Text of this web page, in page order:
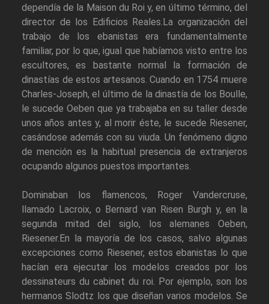
dependía de la Maison du Roi y, en último término, del
director de los Edificios Reales.La organización del
trabajo de los ebanistas era fundamentalmente
familiar, por lo que, igual que habíamos visto entre los
escultores, es bastante normal la formación de
dinastías de estos artesanos. Cuando en 1754 muere
Charles-Joseph, el último de la dinastía de los Boulle,
le sucede Oeben que ya trabajaba en su taller desde
unos años antes y, al morir éste, le sucede Riesener,
casándose además con su viuda. Un fenómeno digno
de mención es la habitual presencia de extranjeros
ocupando algunos puestos importantes.
Dominaban los flamencos, Roger Vandercruse,
llamado Lacroix, o Bernard van Risen Burgh y, en la
segunda mitad del siglo, los alemanes Oeben,
Riesener.En la mayoría de los casos, salvo algunas
excepciones como Riesener, estos ebanistas lo que
hacían era ejecutar los modelos creados por los
dessinateurs du cabinet du roi. Por ejemplo, son los
hermanos Slodtz los que diseñan varios modelos. Se